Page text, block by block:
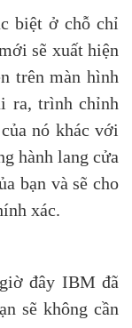
biệt ở chỗ chỉ
sẽ xuất hiện
trên màn hình
ra, trình chỉnh
nó khác với
hành lang cửa
bạn và sẽ cho
xác.
đây IBM đã
sẽ không cần